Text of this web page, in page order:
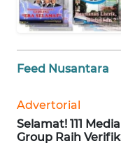
Feed Nusantara
Advertorial
Selamat! 111
Group Raih
WN
RIAU
WN